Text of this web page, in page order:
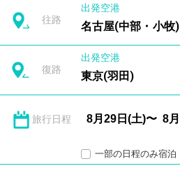
往路
出発空港
名古屋(中部・小牧)
復路
出発空港
東京(羽田)
旅行日程
一部の日程のみ宿泊